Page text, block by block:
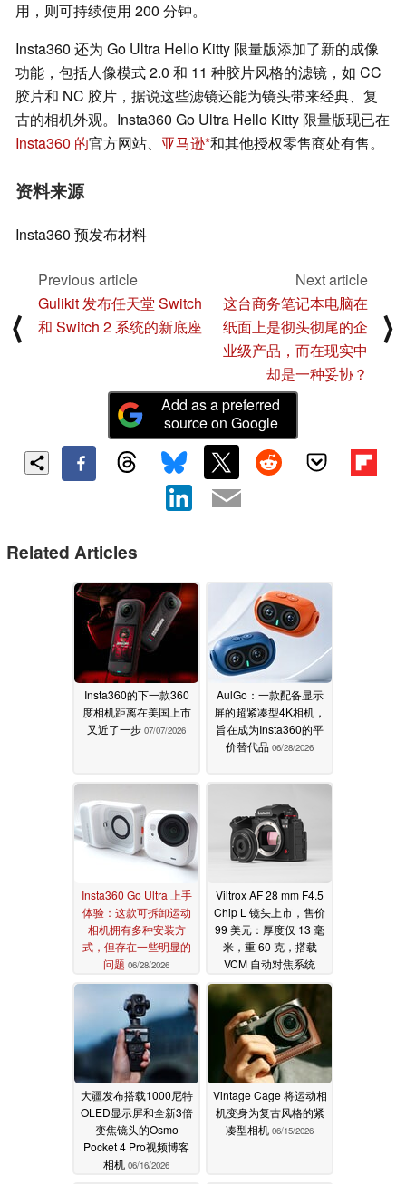
用，则可持续使用 200 分钟。
Insta360 还为 Go Ultra Hello Kitty 限量版添加了新的成像
功能，包括人像模式 2.0 和 11 种胶片风格的滤镜，如 CC
胶片和 NC 胶片，据说这些滤镜还能为镜头带来经典、复
古的相机外观。Insta360 Go Ultra Hello Kitty 限量版现已在
Insta360 的官方网站、 亚马逊 和其他授权零售商处有售。
资料来源
Insta360 预发布材料
⟨
Previous article
Gulikit 发布任天堂 Switch
和 Switch 2 系统的新底座
Next article
这台商务笔记本电脑在
纸面上是彻头彻尾的企
业级产品，而在现实中
却是一种妥协？
⟩
Add as a preferred
source on Google
Related Articles
Insta360的下一款360
度相机距离在美国上市
又近了一步 07/07/2026
AulGo：一款配备显示
屏的超紧凑型4K相机，
旨在成为Insta360的平
价替代品 06/28/2026
Insta360 Go Ultra 上手
体验：这款可拆卸运动
相机拥有多种安装方
式，但存在一些明显的
问题 06/28/2026
Viltrox AF 28 mm F4.5
Chip L 镜头上市，售价
99 美元：厚度仅 13 毫
米，重 60 克，搭载
VCM 自动对焦系统
06/17/2026
大疆发布搭载1000尼特
OLED显示屏和全新3倍
变焦镜头的Osmo
Pocket 4 Pro视频博客
相机 06/16/2026
Vintage Cage 将运动相
机变身为复古风格的紧
凑型相机 06/15/2026